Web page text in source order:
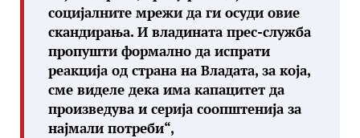
социјалните мрежи да ги осуди овие
скандирања. И владината прес-служба
пропушти формално да испрати
реакција од страна на Владата, за која,
сме виделе дека има капацитет да
произведува и серија соопштенија за
најмали потреби“,